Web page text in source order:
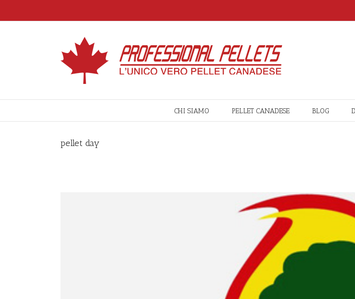
CHI SIAMO PELLET CANADESE BLOG
pellet day